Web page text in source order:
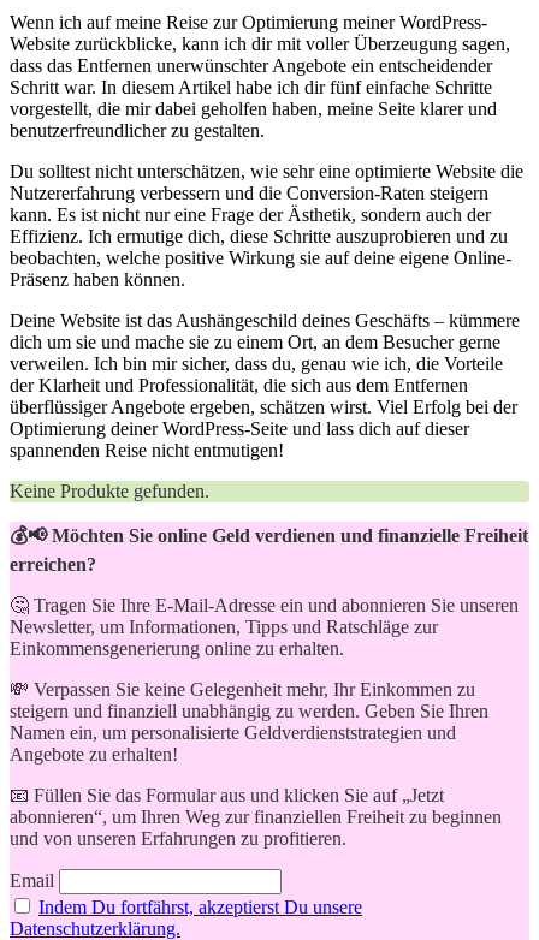
Wenn ich auf meine ⁣Reise ‌zur⁤ Optimierung ⁢meiner⁤ WordPress-
Website zurückblicke,‌ kann ich dir mit voller ⁤Überzeugung ⁢sagen,
dass das Entfernen ⁤unerwünschter Angebote ‌ein entscheidender
Schritt ​war.‌ In diesem​ Artikel ⁣habe ‍ich dir fünf einfache Schritte
vorgestellt,⁤ die mir ⁢dabei geholfen ⁢haben, meine Seite klarer und
benutzerfreundlicher zu ‌gestalten.‍
Du solltest nicht unterschätzen, wie sehr‍ eine optimierte Website ⁢die
Nutzererfahrung verbessern und die ⁣Conversion-Raten steigern ​
kann. Es ist nicht nur eine Frage der Ästhetik, sondern⁣ auch der
Effizienz.⁣ Ich ermutige dich, ⁣diese ⁢Schritte auszuprobieren ⁣und zu
beobachten,‌ welche positive​ Wirkung sie auf deine⁤ eigene Online-
Präsenz‌ haben‌ können.
Deine​ Website ist das Aushängeschild ​deines Geschäfts ⁤– kümmere
dich⁣ um sie ⁣und mache⁤ sie zu einem Ort, an dem Besucher gerne
‍verweilen. Ich bin mir sicher, dass ‍du, ⁢genau wie ich, die Vorteile
der Klarheit​ und Professionalität, ‌die ⁤sich aus dem⁣ Entfernen
überflüssiger ⁣Angebote ergeben, schätzen wirst. Viel​ Erfolg bei der‌
Optimierung deiner WordPress-Seite und lass dich‌ auf dieser ​
spannenden⁢ Reise ⁤nicht entmutigen!
Keine Produkte gefunden.
💰📢 Möchten Sie online Geld verdienen und finanzielle Freiheit
erreichen?
🤔 Tragen Sie Ihre E-Mail-Adresse ein und abonnieren Sie unseren
Newsletter, um Informationen, Tipps und Ratschläge zur
Einkommensgenerierung online zu erhalten.
💸 Verpassen Sie keine Gelegenheit mehr, Ihr Einkommen zu
steigern und finanziell unabhängig zu werden. Geben Sie Ihren
Namen ein, um personalisierte Geldverdienststrategien und
Angebote zu erhalten!
📧 Füllen Sie das Formular aus und klicken Sie auf „Jetzt
abonnieren“, um Ihren Weg zur finanziellen Freiheit zu beginnen
und von unseren Erfahrungen zu profitieren.
Email
Indem Du fortfährst, akzeptierst Du unsere
Datenschutzerklärung.